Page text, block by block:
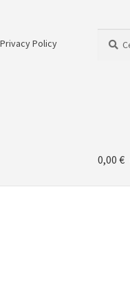
Privacy Policy
0,00 €